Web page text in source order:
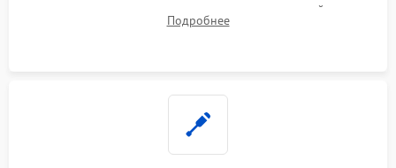
цепи зарядки и монтаж новых радиодеталей.
Восстановление поврежденных токоведущих дорожек и
Подробнее